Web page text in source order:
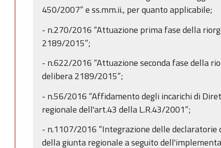
450/2007” e ss.mm.ii., per quanto applicabile;
- n.270/2016 “Attuazione prima fase della
2189/2015”;
- n.622/2016 “Attuazione seconda fase della
delibera 2189/2015”;
- n.56/2016 “Affidamento degli incarichi di
regionale dell'art.43 della L.R.43/2001”;
- n.1107/2016 “Integrazione delle
della giunta regionale a seguito